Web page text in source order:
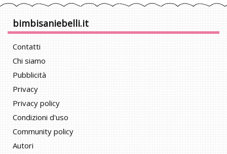
bimbisaniebelli.it
Contatti
Chi siamo
Pubblicità
Privacy
Privacy policy
Condizioni d'uso
Community policy
Autori